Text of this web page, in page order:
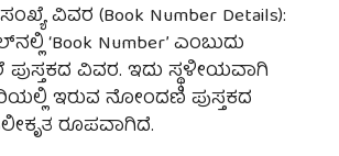
ವಿವರ (Book Number Details):
‘Book Number’ ಎಂಬುದು
ವಿವರ. ಇದು ಸ್ಥಳೀಯವಾಗಿ
ಇರುವ ನೋಂದಣಿ ಪುಸ್ತಕದ
ರೂಪವಾಗಿದೆ.